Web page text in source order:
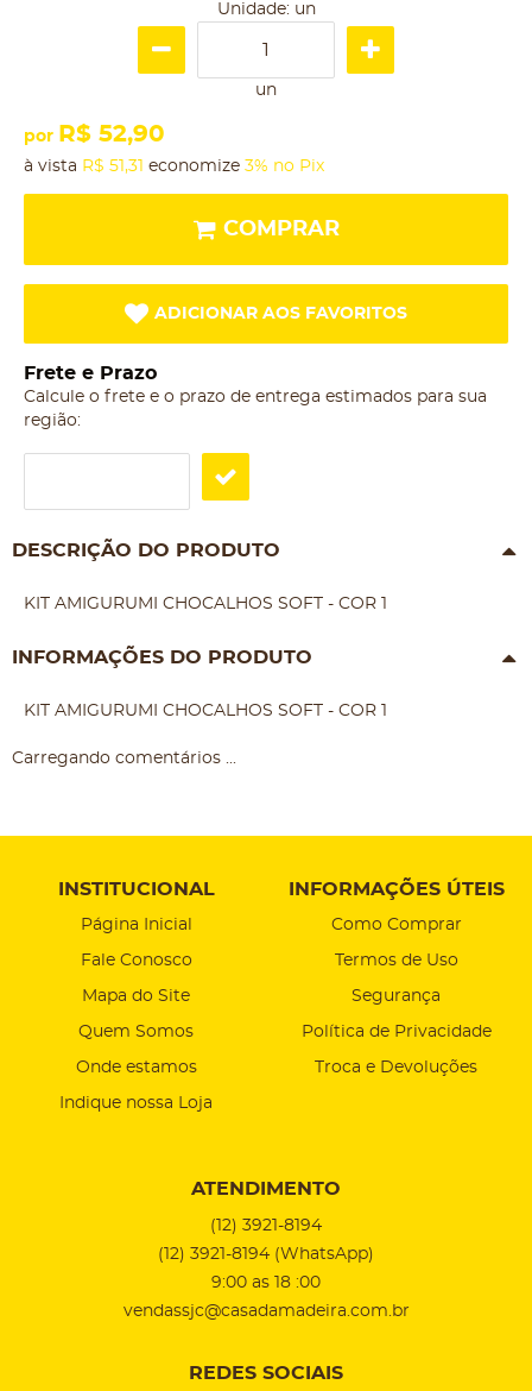
Unidade: un
un
por R$ 52,90
à vista R$ 51,31 economize 3% no Pix
COMPRAR
ADICIONAR AOS FAVORITOS
Frete e Prazo
Calcule o frete e o prazo de entrega estimados para sua
região:
DESCRIÇÃO DO PRODUTO
KIT AMIGURUMI CHOCALHOS SOFT - COR 1
INFORMAÇÕES DO PRODUTO
KIT AMIGURUMI CHOCALHOS SOFT - COR 1
Carregando comentários ...
INSTITUCIONAL
Página Inicial
Fale Conosco
Mapa do Site
Quem Somos
Onde estamos
Indique nossa Loja
INFORMAÇÕES ÚTEIS
Como Comprar
Termos de Uso
Segurança
Política de Privacidade
Troca e Devoluções
ATENDIMENTO
(12) 3921-8194
(12) 3921-8194 (WhatsApp)
9:00 as 18 :00
vendassjc@casadamadeira.com.br
REDES SOCIAIS